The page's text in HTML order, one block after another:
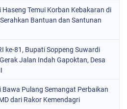
(157)
Temui Korban Kebakaran di
Bantuan dan Santunan
ke-81, Bupati Soppeng Suwardi
Jalan Indah Gapoktan, Desa
Bawa Pulang Semangat Perbaikan
dari Rakor Kemendagri